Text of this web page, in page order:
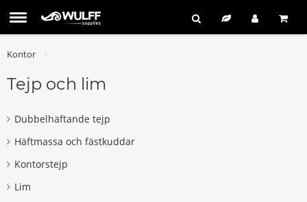
Kontor
Tejp och lim
Dubbelhäftande tejp
Häftmassa och fästkuddar
Kontorstejp
Lim